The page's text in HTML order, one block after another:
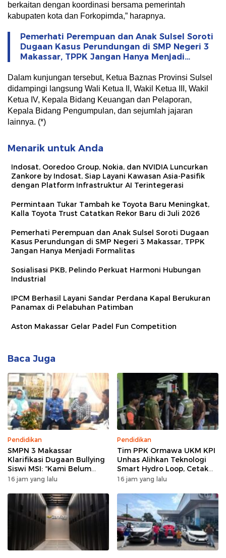
berkaitan dengan koordinasi bersama pemerintah
kabupaten kota dan Forkopimda,” harapnya.
Pemerhati Perempuan dan Anak Sulsel Soroti
Dugaan Kasus Perundungan di SMP Negeri 3
Makassar, TPPK Jangan Hanya Menjadi
Dalam kunjungan tersebut, Ketua Baznas Provinsi Sulsel
didampingi langsung Wali Ketua II, Wakil Ketua III, Wakil
Ketua IV, Kepala Bidang Keuangan dan Pelaporan,
Kepala Bidang Pengumpulan, dan sejumlah jajaran
lainnya. (*)
Menarik untuk Anda
Indosat, Ooredoo Group, Nokia, dan NVIDIA Luncurkan
Zankore by Indosat, Siap Layani Kawasan Asia-Pasifik
dengan Platform Infrastruktur AI Terintegerasi
Permintaan Tukar Tambah ke Toyota Baru Meningkat,
Kalla Toyota Trust Catatkan Rekor Baru di Juli 2026
Pemerhati Perempuan dan Anak Sulsel Soroti Dugaan
Kasus Perundungan di SMP Negeri 3 Makassar, TPPK
Jangan Hanya Menjadi Formalitas
Sosialisasi PKB, Pelindo Perkuat Harmoni Hubungan
Industrial
IPCM Berhasil Layani Sandar Perdana Kapal Berukuran
Panamax di Pelabuhan Patimban
Aston Makassar Gelar Padel Fun Competition
Baca Juga
Pendidikan
SMPN 3 Makassar
Klarifikasi Dugaan Bullying
Siswi MSI: “Kami Belum
Menemukan Unsur
16 jam yang lalu
Pendidikan
Tim PPK Ormawa UKM KPI
Unhas Alihkan Teknologi
Smart Hydro Loop, Cetak
Teknisi Desa untuk Perkuat
16 jam yang lalu